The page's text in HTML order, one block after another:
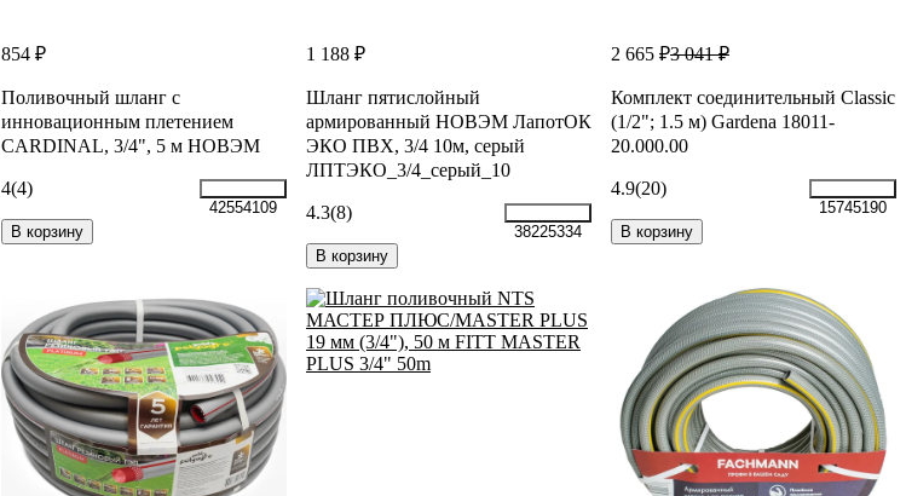
854 ₽
Поливочный шланг с
инновационным плетением
CARDINAL, 3/4", 5 м НОВЭМ
4(4)
42554109
В корзину
1 188 ₽
Шланг пятислойный
армированный НОВЭМ ЛапотОК
ЭКО ПВХ, 3/4 10м, серый
ЛПТЭКО_3/4_серый_10
4.3(8)
38225334
В корзину
2 665 ₽3 041 ₽
Комплект соединительный Classic
(1/2"; 1.5 м) Gardena 18011-
20.000.00
4.9(20)
15745190
В корзину